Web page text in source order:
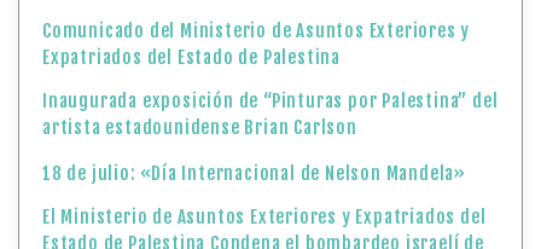
Comunicado del Ministerio de Asuntos Exteriores y
Expatriados del Estado de Palestina
Inaugurada exposición de “Pinturas por Palestina” del
artista estadounidense Brian Carlson
18 de julio: «Día Internacional de Nelson Mandela»
El Ministerio de Asuntos Exteriores y Expatriados del
Estado de Palestina Condena el bombardeo israelí de